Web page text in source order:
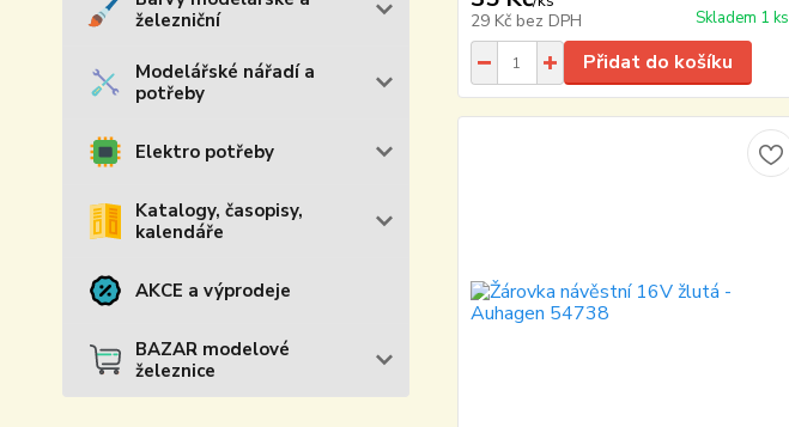
železniční
Modelářské nářadí a
potřeby
Elektro potřeby
Katalogy, časopisy,
kalendáře
AKCE a výprodeje
BAZAR modelové
železnice
29 Kč bez DPH Skladem 1 ks
Přidat do košíku